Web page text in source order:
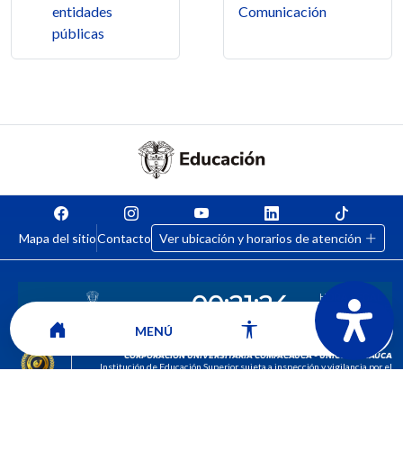
entidades
públicas
Comunicación
Mapa del sitioContacto Ver ubicación y horarios de atención
CORPORACIÓN UNIVERSITARIA COMFACAUCA - UNICOMFACAUCA
Institución de Educación Superior sujeta a inspección y vigilancia por el
MENÚ